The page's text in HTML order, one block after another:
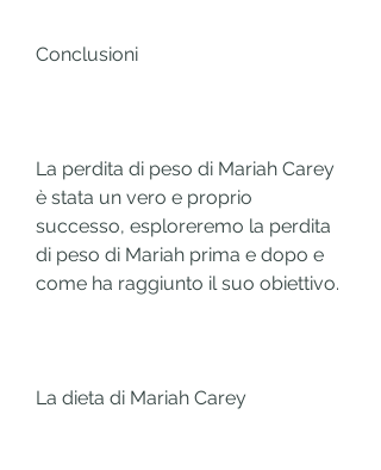
Conclusioni
La perdita di peso di Mariah Carey
è stata un vero e proprio
successo, esploreremo la perdita
di peso di Mariah prima e dopo e
come ha raggiunto il suo obiettivo.
La dieta di Mariah Carey